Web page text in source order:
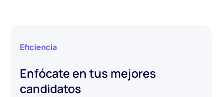
Eficiencia
Enfócate en tus mejores
candidatos